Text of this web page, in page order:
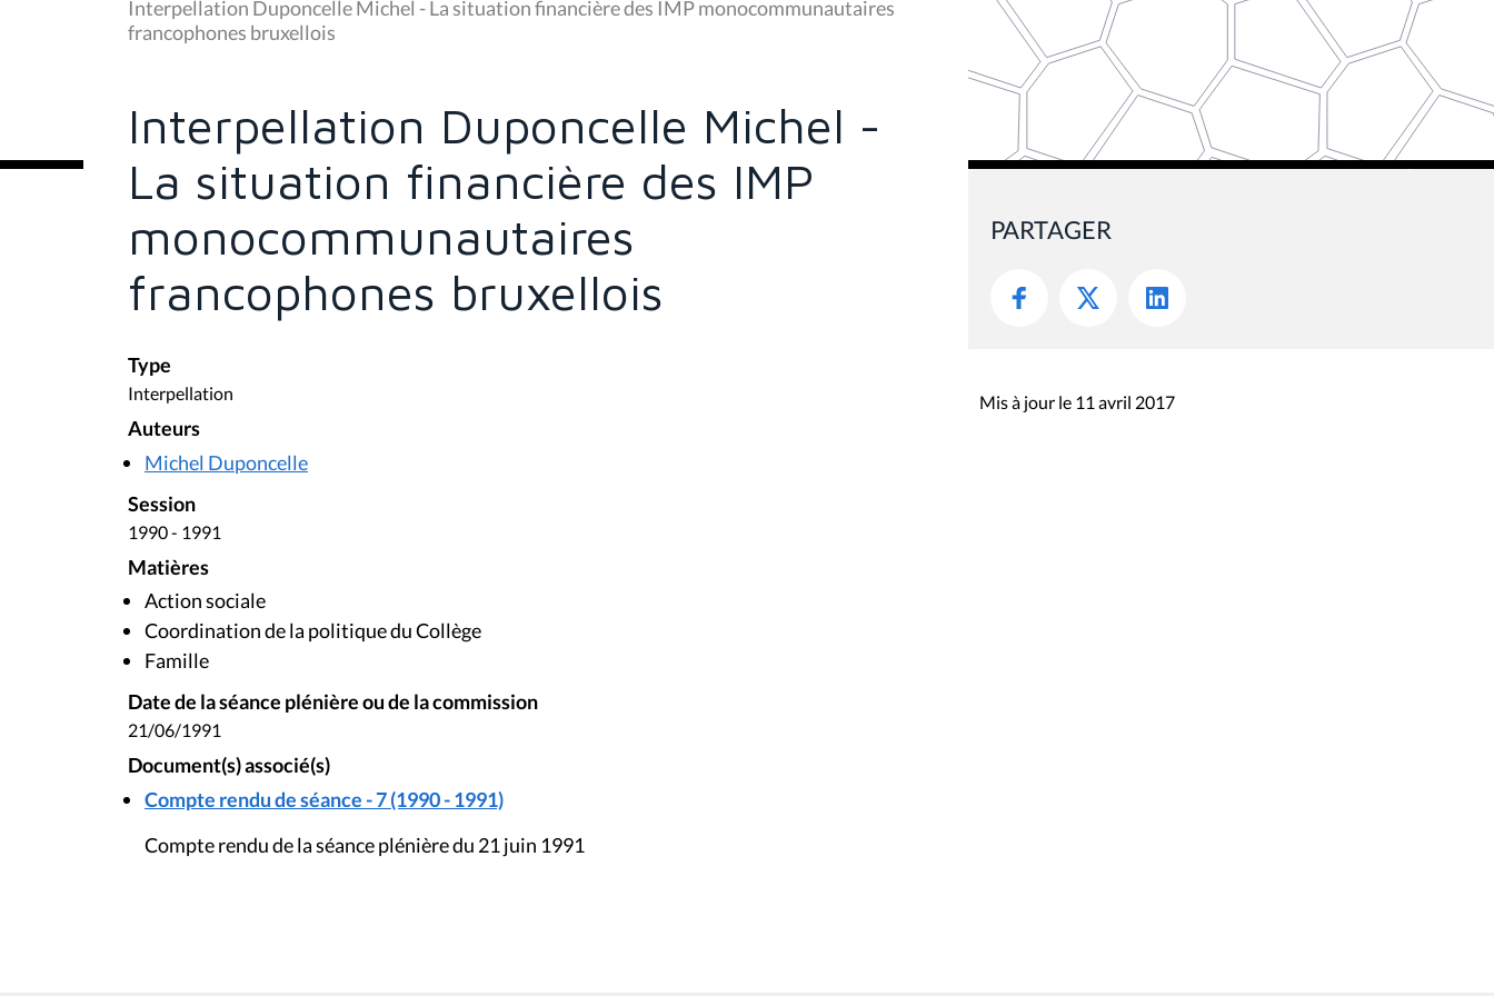
u
s
ê
Interpellation Duponcelle Michel - La situation financière des IMP monocommunautaires
francophones bruxellois
Interpellation Duponcelle Michel -
La situation financière des IMP
monocommunautaires
francophones bruxellois
Type
Interpellation
Auteurs
Michel Duponcelle
Session
1990 - 1991
Matières
Action sociale
Coordination de la politique du Collège
Famille
Date de la séance plénière ou de la commission
21/06/1991
Document(s) associé(s)
Compte rendu de séance - 7 (1990 - 1991)
Compte rendu de la séance plénière du 21 juin 1991
PARTAGER
Mis à jour le 11 avril 2017